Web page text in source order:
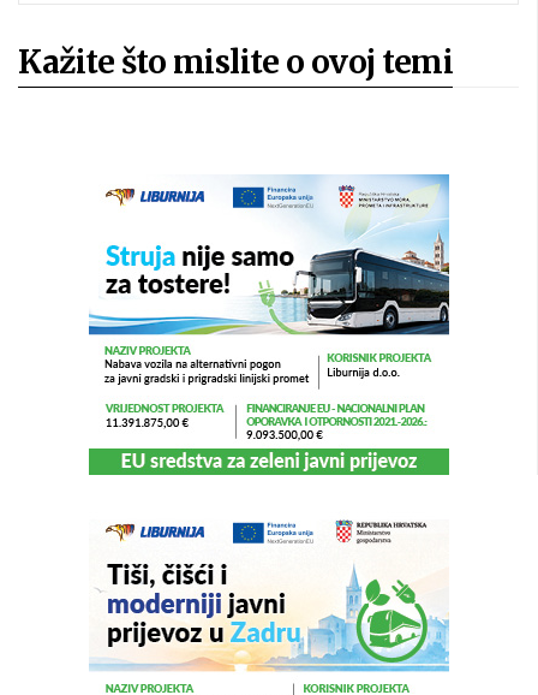
Kažite što mislite o ovoj temi